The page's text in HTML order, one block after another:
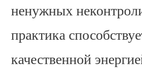
ненужных
практика
качественной